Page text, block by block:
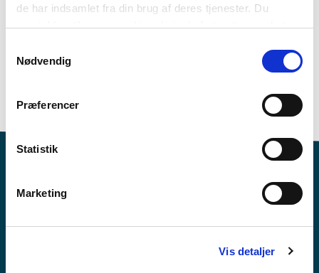
de har indsamlet fra din brug af deres tjenester. Du
samtykker til vores cookies, hvis du fortsætter med at
Nødvendig
Præferencer
Statistik
Marketing
Vis detaljer
Historie Samfunnsfag Språk
Temapakke
Nordisk historiebevissthet
Vil du vite mer om Norden i skolen?